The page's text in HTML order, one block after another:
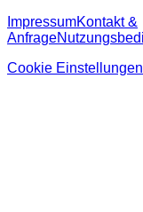
ImpressumKontakt &
Anfrage
Cookie Einstellungen